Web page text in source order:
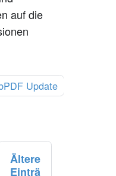
(3/3)
auf die
Update
Ältere
Einträ